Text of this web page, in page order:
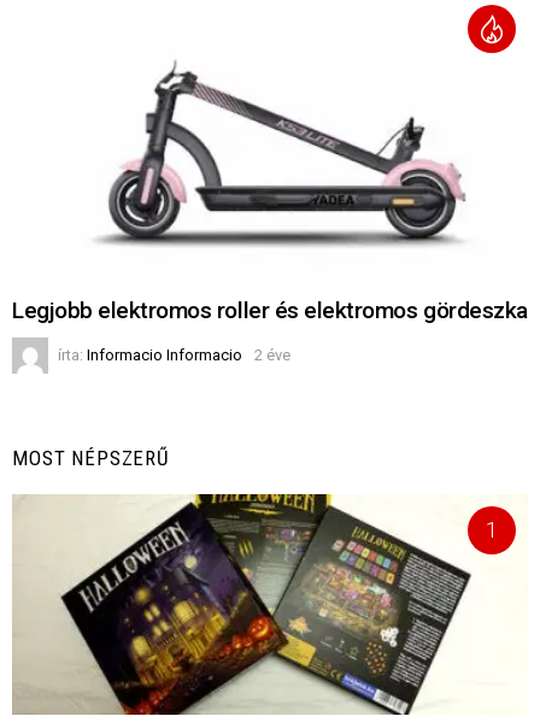
Legjobb elektromos roller és elektromos gördeszka
írta: Informacio Informacio 2 éve
MOST NÉPSZERŰ